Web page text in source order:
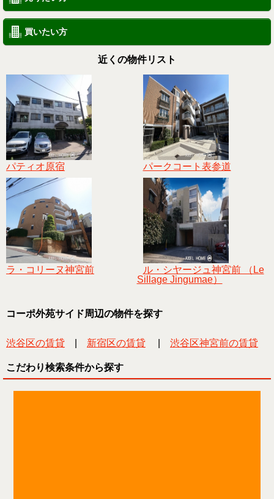
買いたい方
近くの物件リスト
パティオ原宿 パークコート表参道
ラ・コリーヌ神宮前
ル・シヤージュ神宮前 （Le
Sillage Jingumae）
コーポ外苑サイド周辺の物件を探す
渋谷区の賃貸 新宿区の賃貸 渋谷区神宮前の賃貸
こだわり検索条件から探す